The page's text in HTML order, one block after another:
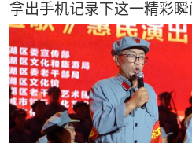
拿出手机记录下这一精彩瞬